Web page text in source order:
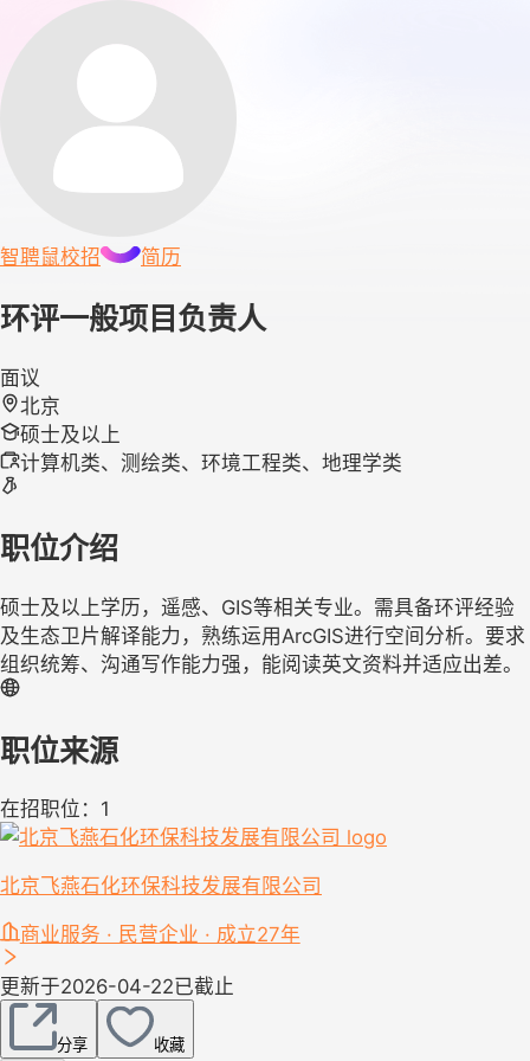
智聘鼠校招 简历
环评一般项目负责人
面议
北京
硕士及以上
计算机类、测绘类、环境工程类、地理学类
职位介绍
硕士及以上学历，遥感、GIS等相关专业。需具备环评经验
及生态卫片解译能力，熟练运用ArcGIS进行空间分析。要求
组织统筹、沟通写作能力强，能阅读英文资料并适应出差。
职位来源
在招职位：1
北京飞燕石化环保科技发展有限公司
商业服务 · 民营企业 · 成立27年
更新于2026-04-22已截止
分享 收藏